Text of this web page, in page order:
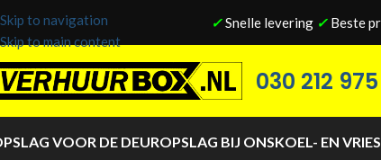
Skip to navigation
Skip to main content
✓Snelle levering ✓ Beste
030 212
VOOR DE DEUROPSLAG BIJ ONSKOEL- EN